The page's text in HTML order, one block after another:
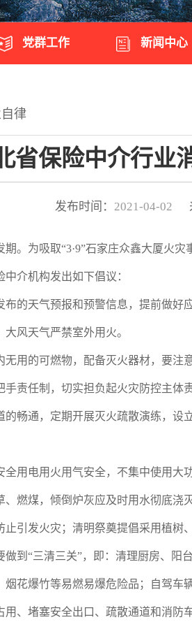
党群工作 新闻中心
律
省保险中介行业
发布时间： 2021-04-02
为吸取“3·9”石家庄众鑫大厦火灾
介机构发出如下倡议：
天气预报和预警信息，提前做好
风天气严禁室外用火。
的可燃物，配备灭火器材，要注
任制，切实担负起火灾防控主体
的畅通，定期开展灭火疏散演练，
电用火用气安全，不集中使用大
燃煤，倾倒炉灰应及时用水彻底
引发火灾；清明祭奠提倡采用植树
“三清三关”，即：清理厨房、阳
花爆竹等易燃易爆危险品；自驾车
、堵塞安全出口、疏散通道和消防